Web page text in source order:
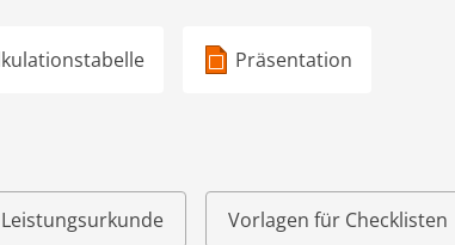
Präsentation
Vorlagen für Checklisten